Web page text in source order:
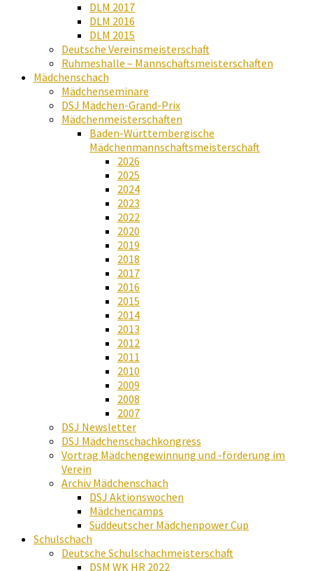
DLM 2017
DLM 2016
DLM 2015
Deutsche Vereinsmeisterschaft
Ruhmeshalle – Mannschaftsmeisterschaften
Mädchenschach
Mädchenseminare
DSJ Mädchen-Grand-Prix
Mädchenmeisterschaften
Baden-Württembergische
Mädchenmannschaftsmeisterschaft
2026
2025
2024
2023
2022
2020
2019
2018
2017
2016
2015
2014
2013
2012
2011
2010
2009
2008
2007
DSJ Newsletter
DSJ Mädchenschachkongress
Vortrag Mädchengewinnung und -förderung im
Verein
Archiv Mädchenschach
DSJ Aktionswochen
Mädchencamps
Süddeutscher Mädchenpower Cup
Schulschach
Deutsche Schulschachmeisterschaft
DSM WK HR 2022